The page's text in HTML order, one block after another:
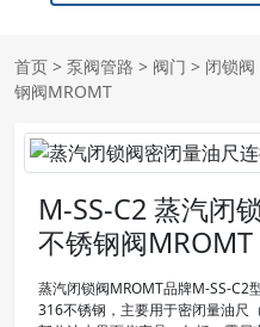
首页 > 泵阀管路 > 阀门 > 闭锁阀
钢阀MROMT
M-SS-C2 蒸汽闭
不锈钢阀MROMT
蒸汽闭锁阀MROMT品牌M-SS-C2
316不锈钢，主要用于密闭量油尺